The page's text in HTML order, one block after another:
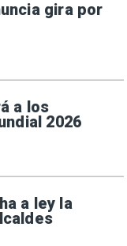
gira por
a los
2026
a ley la